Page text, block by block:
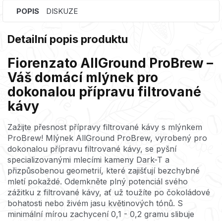
POPIS DISKUZE
Detailní popis produktu
Fiorenzato AllGround ProBrew –
Váš domácí mlýnek pro
dokonalou přípravu filtrované
kávy
Zažijte přesnost přípravy filtrované kávy s mlýnkem
ProBrew! Mlýnek AllGround ProBrew, vyrobený pro
dokonalou přípravu filtrované kávy, se pyšní
specializovanými mlecími kameny Dark-T a
přizpůsobenou geometrií, které zajišťují bezchybné
mletí pokaždé. Odemkněte plný potenciál svého
zážitku z filtrované kávy, ať už toužíte po čokoládové
bohatosti nebo živém jasu květinových tónů. S
minimální mírou zachycení 0,1 - 0,2 gramu slibuje